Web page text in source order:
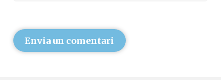
Envia un comentari